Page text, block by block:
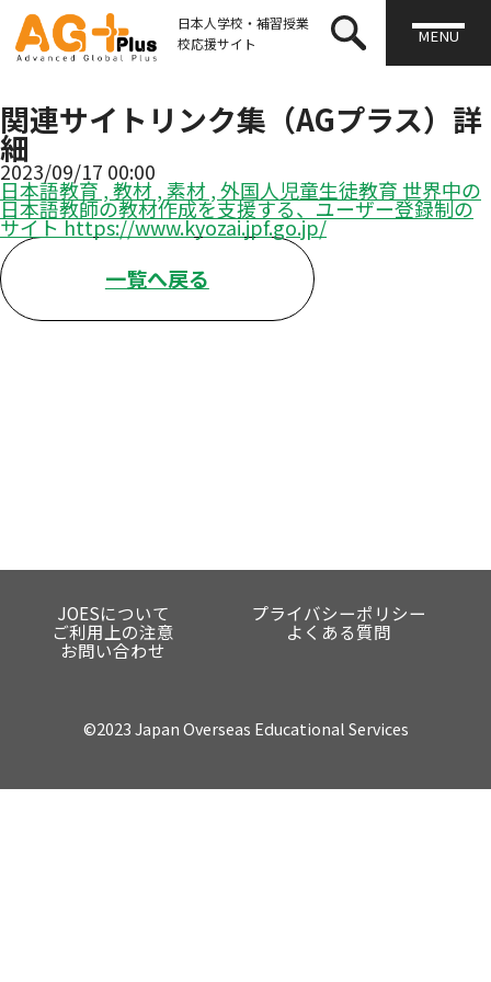
日本人学校・補習授業
校応援サイト
MENU
関連サイトリンク集（AGプラス）詳
細
2023/09/17 00:00
日本語教育,教材,素材,外国人児童生徒教育世界中の
日本語教師の教材作成を支援する、ユーザー登録制の
サイト https://www.kyozai.jpf.go.jp/
一覧へ戻る
JOESについて プライバシーポリシー
ご利用上の注意 よくある質問
お問い合わせ
©2023 Japan Overseas Educational Services